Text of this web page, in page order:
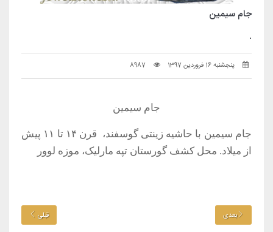
جام سیمین
.
پنجشنبه 16 فروردین 1397 8987
جام سیمین
جام سیمین با حاشیه زینتی گوسفند، قرن ۱۴ تا ۱۱ پیش
از میلاد. محل کشف گورستان تپه مارلیک، موزه لوور
بعدی قبلی